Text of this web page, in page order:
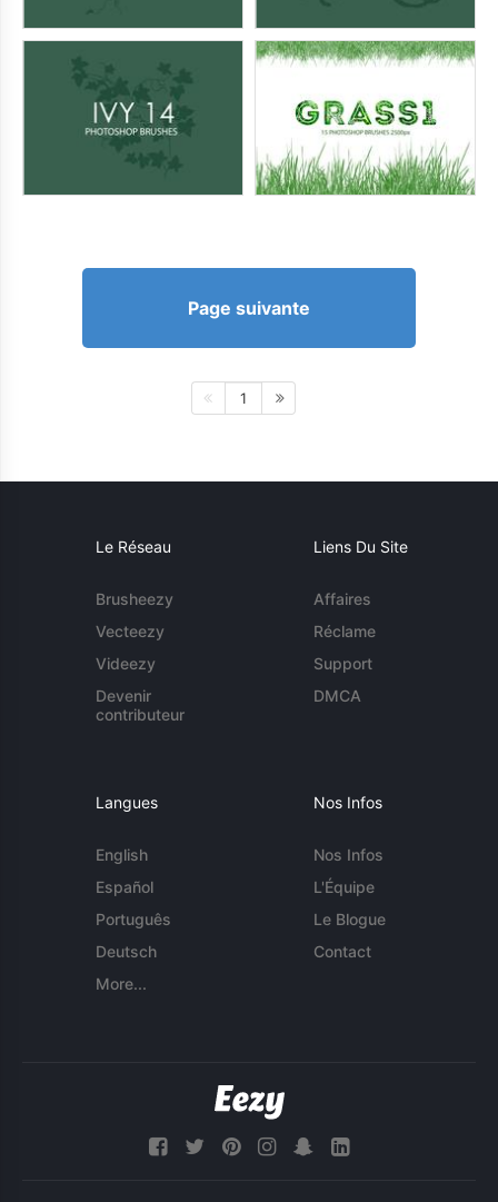
Page suivante
1
Le Réseau
Brusheezy
Vecteezy
Videezy
Devenir
contributeur
Liens Du Site
Affaires
Réclame
Support
DMCA
Langues
English
Español
Português
Deutsch
More...
Nos Infos
Nos Infos
L'Équipe
Le Blogue
Contact